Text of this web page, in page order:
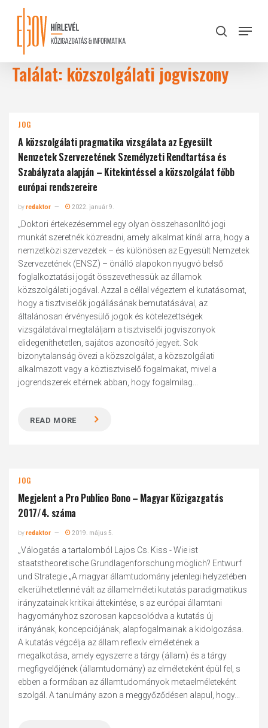
content
search
Menu
Találat: közszolgálati jogviszony
JOG
A közszolgálati pragmatika vizsgálata az Egyesült
Nemzetek Szervezetének Személyzeti Rendtartása és
Szabályzata alapján – Kitekintéssel a közszolgálat főbb
európai rendszereire
byredaktor 2022. január 9.
„Doktori értekezésemmel egy olyan összehasonlító jogi
munkát szeretnék közreadni, amely alkalmat kínál arra, hogy a
nemzetközi szervezetek – és különösen az Egyesült Nemzetek
Szervezetének (ENSZ) – önálló alapokon nyugvó belső
foglalkoztatási jogát összevethessük az államok
közszolgálati jogával. Azzal a céllal végeztem el kutatásomat,
hogy a tisztviselők jogállásának bemutatásával, az
általánosan érvényesülő jogok és kötelezettségek
vizsgálatával megtaláljam a tisztviselői jogviszonyok
elidegeníthetetlen, sajátos azonosító jegyeit. Sok
bizonytalanság övezi a közszolgálat, a közszolgálati
alkalmazott vagy a köztisztviselő fogalmakat, mivel a
jogrendszerek eltérnek abban, hogy fogalmilag...
READ MORE
JOG
Megjelent a Pro Publico Bono – Magyar Közigazgatás
2017/4. száma
byredaktor 2019. május 5.
„Válogatás a tartalomból Lajos Cs. Kiss - Wie ist
staatstheoretische Grundlagenforschung möglich? Entwurf
und Strategie „A magyar államtudomány jelenlegi helyzetében
elkerülhetetlenné vált az államelméleti kutatás paradigmatikus
irányzatainak kritikai áttekintése, s az európai államtani
hagyományhoz szorosan kapcsolódva a kutatás új
irányának, koncepciójának, alapfogalmainak a kidolgozása.
A kutatás végcélja az állam reflexív elméletének a
megalkotása, amely egyszerre a tárgy (állam) és a tárgy
megfigyelőjének (államtudomány) az elméleteként épül fel, s
ebben a formában az államtudományok metaelméleteként
szolgál. A tanulmány azon a meggyőződésen alapul, hogy...
Close